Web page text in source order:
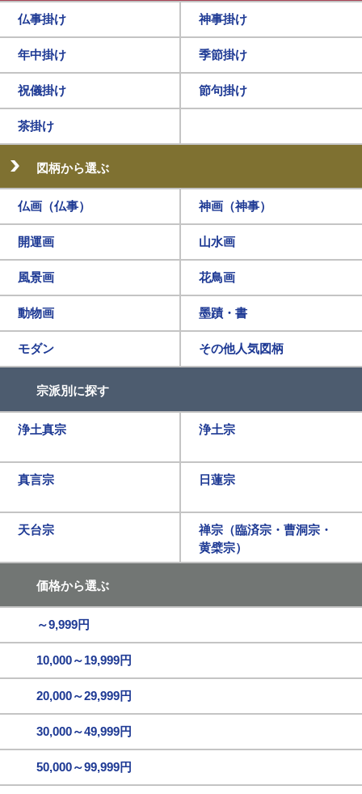
仏事掛け 神事掛け
年中掛け 季節掛け
祝儀掛け 節句掛け
茶掛け
図柄から選ぶ
仏画（仏事） 神画（神事）
開運画 山水画
風景画 花鳥画
動物画 墨蹟・書
モダン その他人気図柄
宗派別に探す
浄土真宗 浄土宗
真言宗 日蓮宗
天台宗
禅宗（臨済宗・曹洞宗・
黄檗宗）
価格から選ぶ
～9,999円
10,000～19,999円
20,000～29,999円
30,000～49,999円
50,000～99,999円